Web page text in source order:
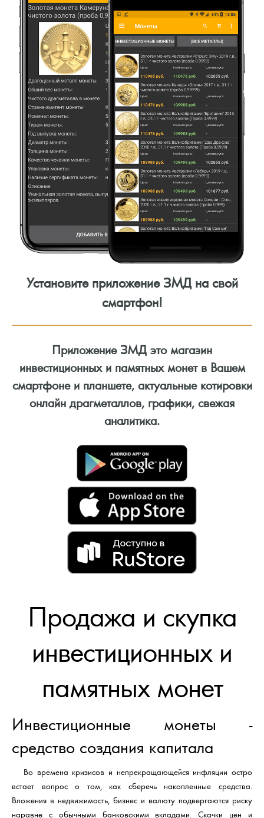
Установите приложение ЗМД на свой
смартфон!
Приложение ЗМД это магазин
инвестиционных и памятных монет в Вашем
смартфоне и планшете, актуальные котировки
онлайн драгметаллов, графики, свежая
аналитика.
Продажа и скупка
инвестиционных и
памятных монет
Инвестиционные монеты -
средство создания капитала
Во времена кризисов и непрекращающейся инфляции остро
встает вопрос о том, как сберечь накопленные средства.
Вложения в недвижимость, бизнес и валюту подвергаются риску
наравне с обычными банковскими вкладами. Скачки цен и